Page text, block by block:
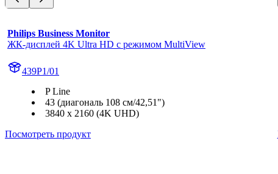
Philips Business Monitor
ЖК-дисплей 4K Ultra HD с режимом MultiView
439P1/01
P Line
43 (диагональ 108 см/42,51")
3840 x 2160 (4K UHD)
Посмотреть продукт